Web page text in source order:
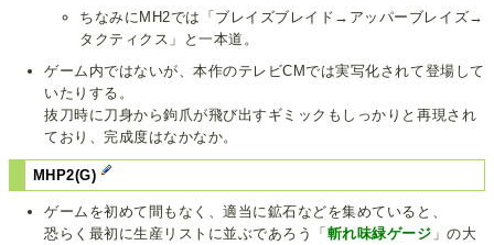
ちなみにMH2では「ブレイズブレイド→アッパーブレイズ→
タクティクス」と一本道。
ゲーム内ではないが、本作のテレビCMでは実写化されて登場して
いたりする。
抜刀時に刀身から鉤爪が飛び出すギミックもしっかりと再現され
ており、完成度はなかなか。
MHP2(G)
ゲームを初めて間もなく、適当に鉱石などを集めていると、
恐らく最初に生産リストに並ぶであろう「 斬れ味緑ゲージ 」の大